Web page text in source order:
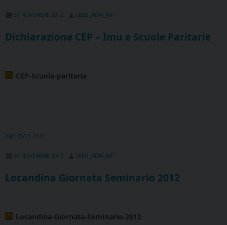
30 NOVEMBRE 2012 SEED_ADM_WP
Dichiarazione CEP – Imu e Scuole Paritarie
CEP-Scuola-paritaria
ARCHIVIO_2012
30 NOVEMBRE 2012 SEED_ADM_WP
Locandina Giornata Seminario 2012
Locandina-Giornata-Seminario-2012